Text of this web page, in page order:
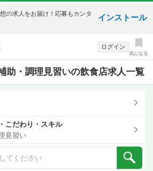
の求人をお届け！応募もカンタ
インストール
ログイン
気になる
助・調理見習いの飲食店求人一覧
こだわり・スキル
見習い